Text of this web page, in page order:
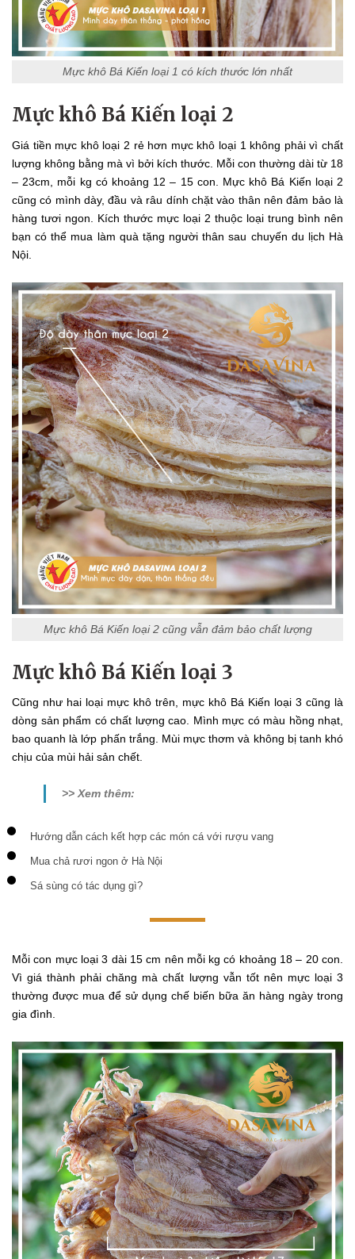
Mực khô Bá Kiến loại 1 có kích thước lớn nhất
Mực khô Bá Kiến loại 2
Giá tiền mực khô loại 2 rẻ hơn mực khô loại 1 không phải vì chất
lượng không bằng mà vì bởi kích thước. Mỗi con thường dài từ 18
– 23cm, mỗi kg có khoảng 12 – 15 con. Mực khô Bá Kiến loại 2
cũng có mình dày, đầu và râu dính chặt vào thân nên đảm bảo là
hàng tươi ngon. Kích thước mực loại 2 thuộc loại trung bình nên
bạn có thể mua làm quà tặng người thân sau chuyến du lịch Hà
Nội.
Mực khô Bá Kiến loại 2 cũng vẫn đảm bảo chất lượng
Mực khô Bá Kiến loại 3
Cũng như hai loại mực khô trên, mực khô Bá Kiến loại 3 cũng là
dòng sản phẩm có chất lượng cao. Mình mực có màu hồng nhạt,
bao quanh là lớp phấn trắng. Mùi mực thơm và không bị tanh khó
chịu của mùi hải sản chết.
>> Xem thêm:
Hướng dẫn cách kết hợp các món cá với rượu vang
Mua chả rươi ngon ở Hà Nội
Sá sùng có tác dụng gì?
Mỗi con mực loại 3 dài 15 cm nên mỗi kg có khoảng 18 – 20 con.
Vì giá thành phải chăng mà chất lượng vẫn tốt nên mực loại 3
thường được mua để sử dụng chế biến bữa ăn hàng ngày trong
gia đình.